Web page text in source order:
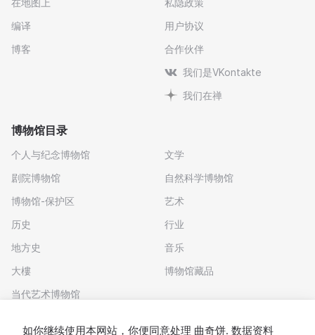
编译
博客
用户协议
合作伙伴
我们是VKontakte
我们在禅
博物馆目录
个人与纪念博物馆
剧院博物馆
博物馆-保护区
历史
地方史
大樓
当代艺术博物馆
文学
自然科学博物馆
艺术
行业
音乐
博物馆藏品
如你继续使用本网站，你便同意处理 曲奇饼. 数据资料